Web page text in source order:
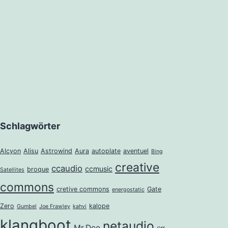
Schlagwörter
Alcyon Alisu Astrowind Aura autoplate aventuel Bing
Satellites broque ccaudio ccmusic creative
commons cretive commons energostatic Gate
Zero Gumbel Joe Frawley kahvi kalope